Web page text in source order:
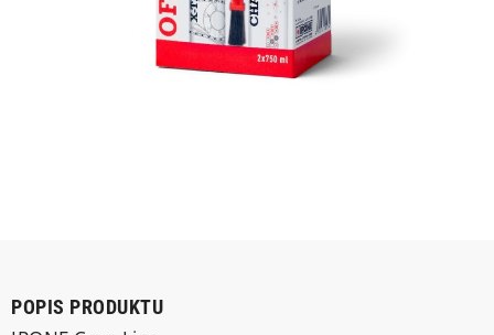
POPIS PRODUKTU